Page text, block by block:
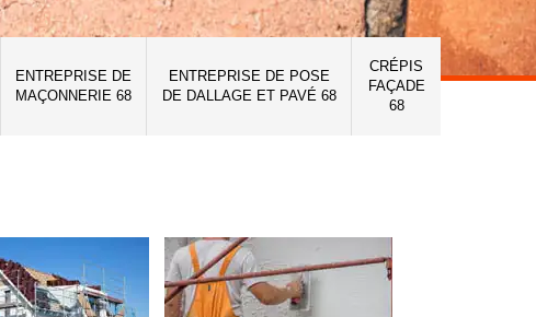
ENTREPRISE DE
MAÇONNERIE 68
ENTREPRISE DE POSE
DE DALLAGE ET PAVÉ 68
CRÉPIS
FAÇADE
68